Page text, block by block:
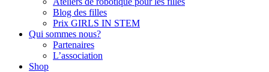
Blog des filles
Prix GIRLS IN STEM
Qui sommes nous?
Partenaires
L’association
Shop